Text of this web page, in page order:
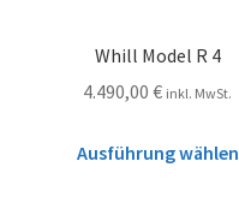
Whill Model R 4
4.490,00 € inkl. MwSt.
Ausführung wählen